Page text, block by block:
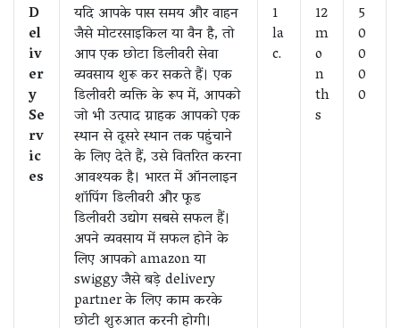
D
el
iv
er
y
Se
rv
ic
es
यदि आपके पास समय और वाहन
जैसे मोटरसाइकिल या वैन है, तो
आप एक छोटा डिलीवरी सेवा
व्यवसाय शुरू कर सकते हैं। एक
डिलीवरी व्यक्ति के रूप में, आपको
जो भी उत्पाद ग्राहक आपको एक
स्थान से दूसरे स्थान तक पहुंचाने
के लिए देते हैं, उसे वितरित करना
आवश्यक है। भारत में ऑनलाइन
शॉपिंग डिलीवरी और फूड
डिलीवरी उद्योग सबसे सफल हैं।
अपने व्यवसाय में सफल होने के
लिए आपको amazon या
swiggy जैसे बड़े delivery
partner के लिए काम करके
छोटी शुरुआत करनी होगी।
1
la
c.
12
m
o
n
th
s
5
0
0
0
0